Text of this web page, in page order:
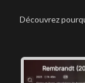
Découvrez